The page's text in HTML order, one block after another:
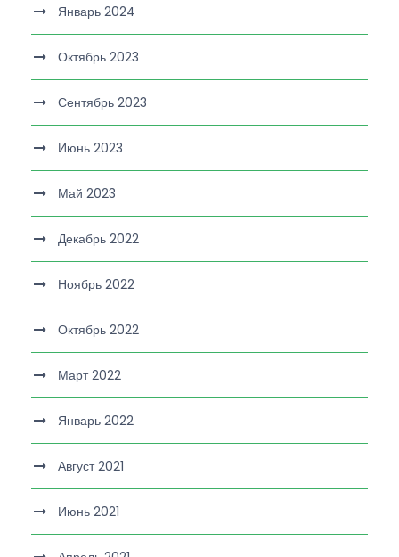
Январь 2024
Октябрь 2023
Сентябрь 2023
Июнь 2023
Май 2023
Декабрь 2022
Ноябрь 2022
Октябрь 2022
Март 2022
Январь 2022
Август 2021
Июнь 2021